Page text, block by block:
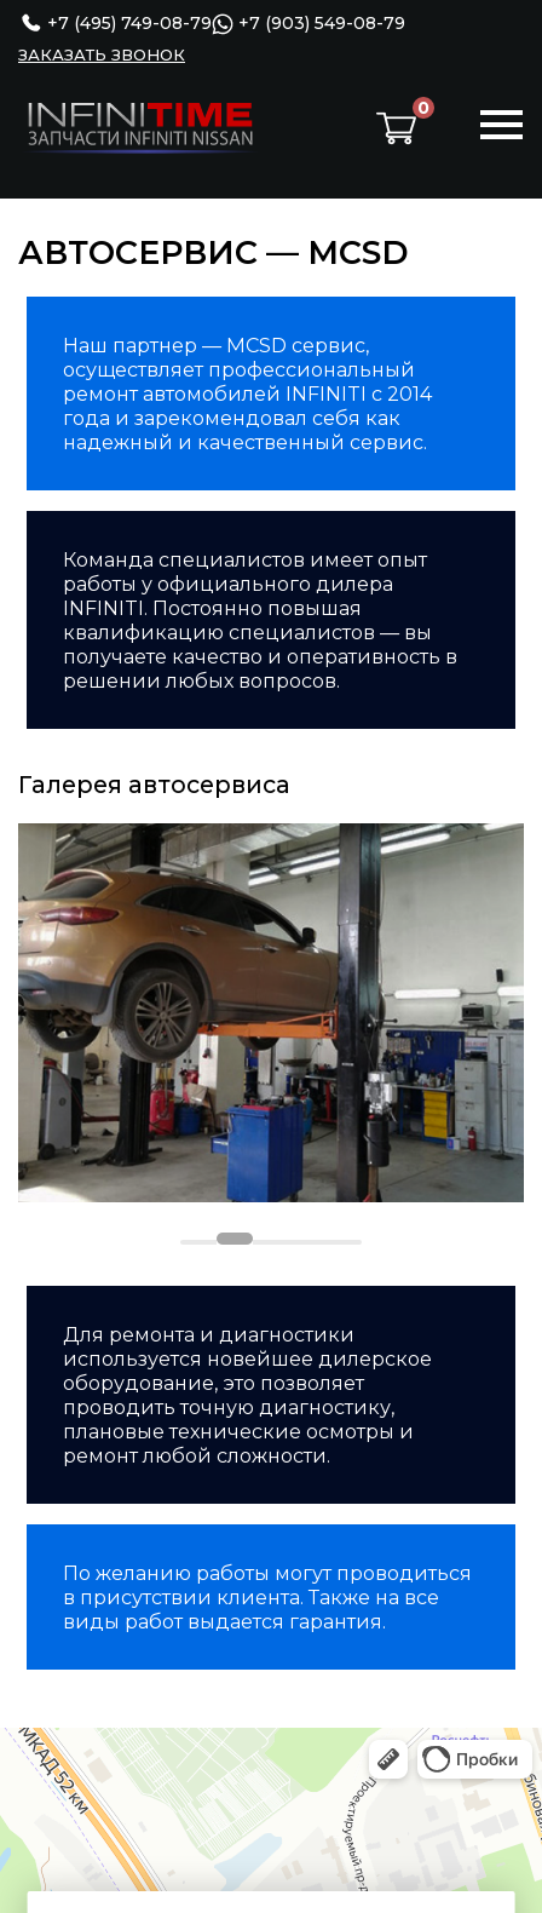
+7 (495) 749-08-79 +7 (903) 549-08-79
ЗАКАЗАТЬ ЗВОНОК
0
АВТОСЕРВИС — MCSD
Наш партнер — MCSD сервис,
осуществляет профессиональный
ремонт автомобилей INFINITI с 2014
года и зарекомендовал себя как
надежный и качественный сервис.
Команда специалистов имеет опыт
работы у официального дилера
INFINITI. Постоянно повышая
квалификацию специалистов — вы
получаете качество и оперативность в
решении любых вопросов.
Галерея автосервиса
Для ремонта и диагностики
используется новейшее дилерское
оборудование, это позволяет
проводить точную диагностику,
плановые технические осмотры и
ремонт любой сложности.
По желанию работы могут проводиться
в присутствии клиента. Также на все
виды работ выдается гарантия.